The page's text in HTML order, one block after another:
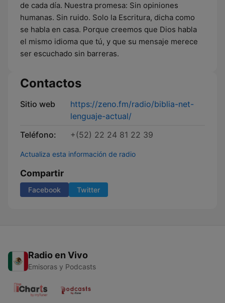
de cada día. Nuestra promesa: Sin opiniones
humanas. Sin ruido. Solo la Escritura, dicha como
se habla en casa. Porque creemos que Dios habla
el mismo idioma que tú, y que su mensaje merece
ser escuchado sin barreras.
Contactos
Sitio web
https://zeno.fm/radio/biblia-net-
lenguaje-actual/
Teléfono:
+(52) 22 24 81 22 39
Actualiza esta información de radio
Compartir
Facebook Twitter
Radio en Vivo
Emisoras y Podcasts